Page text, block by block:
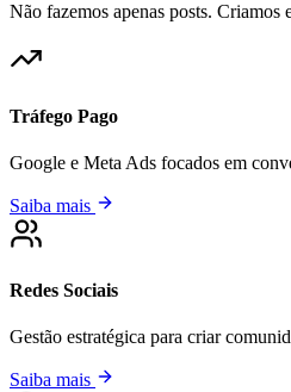
Não fazemos apenas posts. Criamos
Tráfego Pago
Google e Meta Ads focados em
Saiba mais
Redes Sociais
Gestão estratégica para criar
Saiba mais